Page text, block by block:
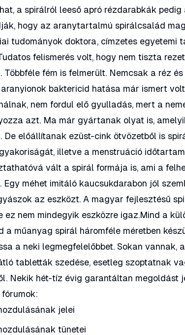
a spirálról leeső apró rézdarabkák
hogy az aranytartalmú spirálcsalád
tudományok doktora, címzetes egyetemi
felismerés volt, hogy nem tiszta
Többféle fém is felmerült. Nemcsak a réz
baktericid hatása már ismert
nem fordul elő gyulladás, mert a
azt. Ma már gyártanak olyat is,
De előállítanak ezüst-cink ötvözetből is
illetve a menstruáció
vált a spirál formája is, ami a
Egy méhet imitáló kaucsukdarabon jól
az eszközt. A magyar fejlesztésű
ez nem mindegyik eszközre igaz.Mind a
a műanyag spirál háromféle méretben
a neki legmegfelelőbbet. Sokan vannak,
tabletták szedése, esetleg szoptatnak
Nekik hét-tíz évig garantáltan megoldást
jelei
tünetei